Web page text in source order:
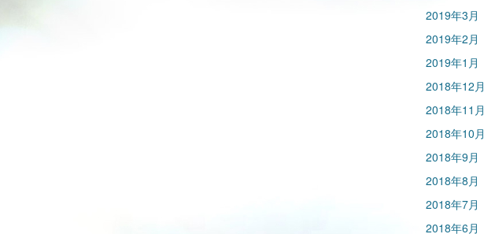
2019年3月
2019年2月
2019年1月
2018年12月
2018年11月
2018年10月
2018年9月
2018年8月
2018年7月
2018年6月